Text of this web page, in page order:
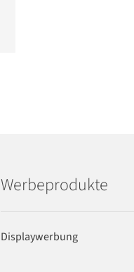
Werbeprodukte
Displaywerbung